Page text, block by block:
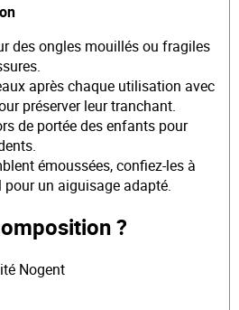
des ongles mouillés ou fragiles
après chaque utilisation avec
préserver leur tranchant.
de portée des enfants pour
émoussées, confiez-les à
un aiguisage adapté.
?
Nogent